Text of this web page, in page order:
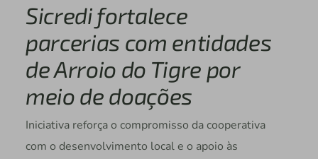
Sicredi fortalece
parcerias com entidades
de Arroio do Tigre por
meio de doações
Iniciativa reforça o compromisso da cooperativa
com o desenvolvimento local e o apoio às